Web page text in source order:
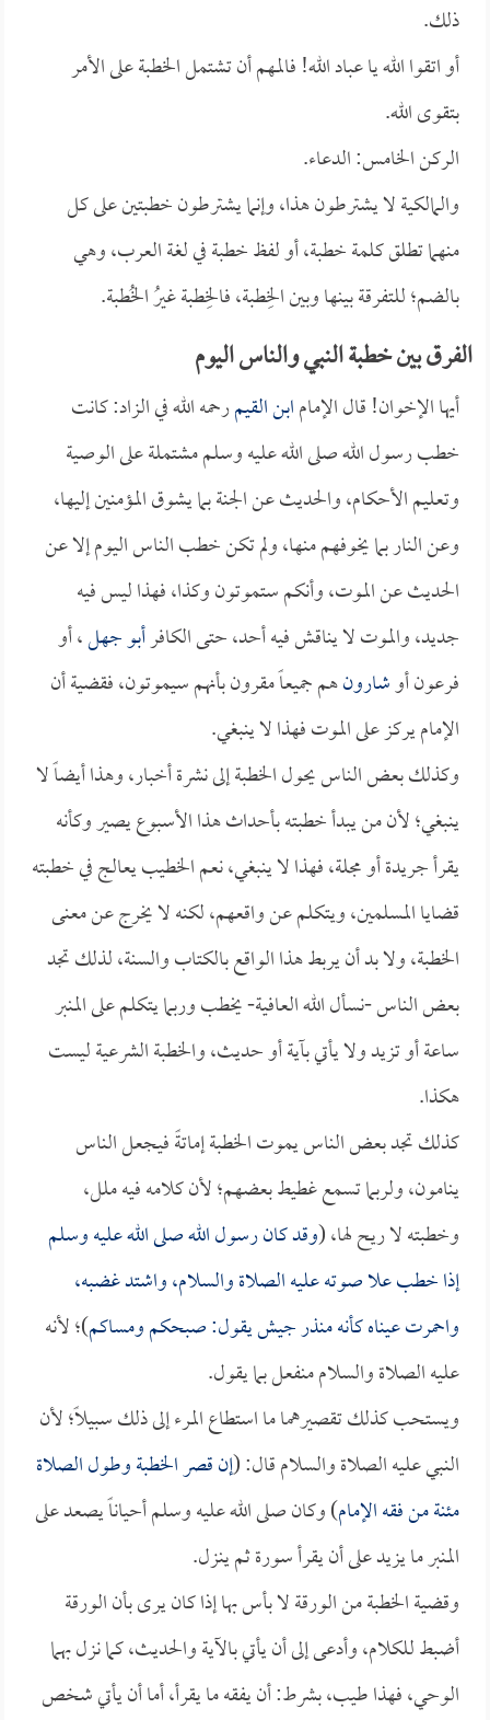
ذلك.
أو اتقوا الله يا عباد الله! فالمهم أن تشتمل الخطبة على الأمر
بتقوى الله.
الركن الخامس: الدعاء.
والمالكية لا يشترطون هذا، وإنما يشترطون خطبتين على كل
منهما تطلق كلمة خطبة، أو لفظ خطبة في لغة العرب، وهي
بالضم؛ للتفرقة بينها وبين الخِطبة، فالخِطبة غيرُ الخُطبة.
الفرق بين خطبة النبي والناس اليوم
أيها الإخوان! قال الإمامابن القيمرحمه الله في الزاد: كانت
خطب رسول الله صلى الله عليه وسلم مشتملة على الوصية
وتعليم الأحكام، والحديث عن الجنة بما يشوق المؤمنين إليها،
وعن النار بما يخوفهم منها، ولم تكن خطب الناس اليوم إلا عن
الحديث عن الموت، وأنكم ستموتون وكذا، فهذا ليس فيه
جديد، والموت لا يناقش فيه أحد، حتى الكافرأبو جهل، أو
فرعون أوشارونهم جميعاً مقرون بأنهم سيموتون، فقضية أن
الإمام يركز على الموت فهذا لا ينبغي.
وكذلك بعض الناس يحول الخطبة إلى نشرة أخبار، وهذا أيضاً لا
ينبغي؛ لأن من يبدأ خطبته بأحداث هذا الأسبوع يصير وكأنه
يقرأ جريدة أو مجلة، فهذا لا ينبغي، نعم الخطيب يعالج في خطبته
قضايا المسلمين، ويتكلم عن واقعهم، لكنه لا يخرج عن معنى
الخطبة، ولا بد أن يربط هذا الواقع بالكتاب والسنة، لذلك تجد
بعض الناس -نسأل الله العافية- يخطب وربما يتكلم على المنبر
ساعة أو تزيد ولا يأتي بآية أو حديث، والخطبة الشرعية ليست
هكذا.
كذلك تجد بعض الناس يموت الخطبة إماتةً فيجعل الناس
ينامون، ولربما تسمع غطيط بعضهم؛ لأن كلامه فيه ملل،
وخطبته لا ريح لها، (وقد كان رسول الله صلى الله عليه وسلم
إذا خطب علا صوته عليه الصلاة والسلام، واشتد غضبه،
واحمرت عيناه كأنه منذر جيش يقول: صبحكم ومساكم)؛ لأنه
عليه الصلاة والسلام منفعل بما يقول.
ويستحب كذلك تقصيرهما ما استطاع المرء إلى ذلك سبيلاً؛ لأن
النبي عليه الصلاة والسلام قال: (إن قصر الخطبة وطول الصلاة
مئنة من فقه الإمام) وكان صلى الله عليه وسلم أحياناً يصعد على
المنبر ما يزيد على أن يقرأ سورة ثم ينزل.
وقضية الخطبة من الورقة لا بأس بها إذا كان يرى بأن الورقة
أضبط للكلام، وأدعى إلى أن يأتي بالآية والحديث، كما نزل بهما
الوحي، فهذا طيب، بشرط: أن يفقه ما يقرأ، أما أن يأتي شخص